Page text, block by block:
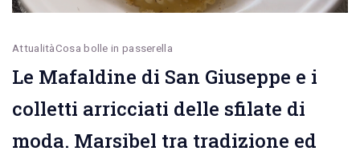
AttualitàCosa bolle in passerella
Le Mafaldine di San Giuseppe e i
colletti arricciati delle sfilate di
moda. Marsibel tra tradizione ed